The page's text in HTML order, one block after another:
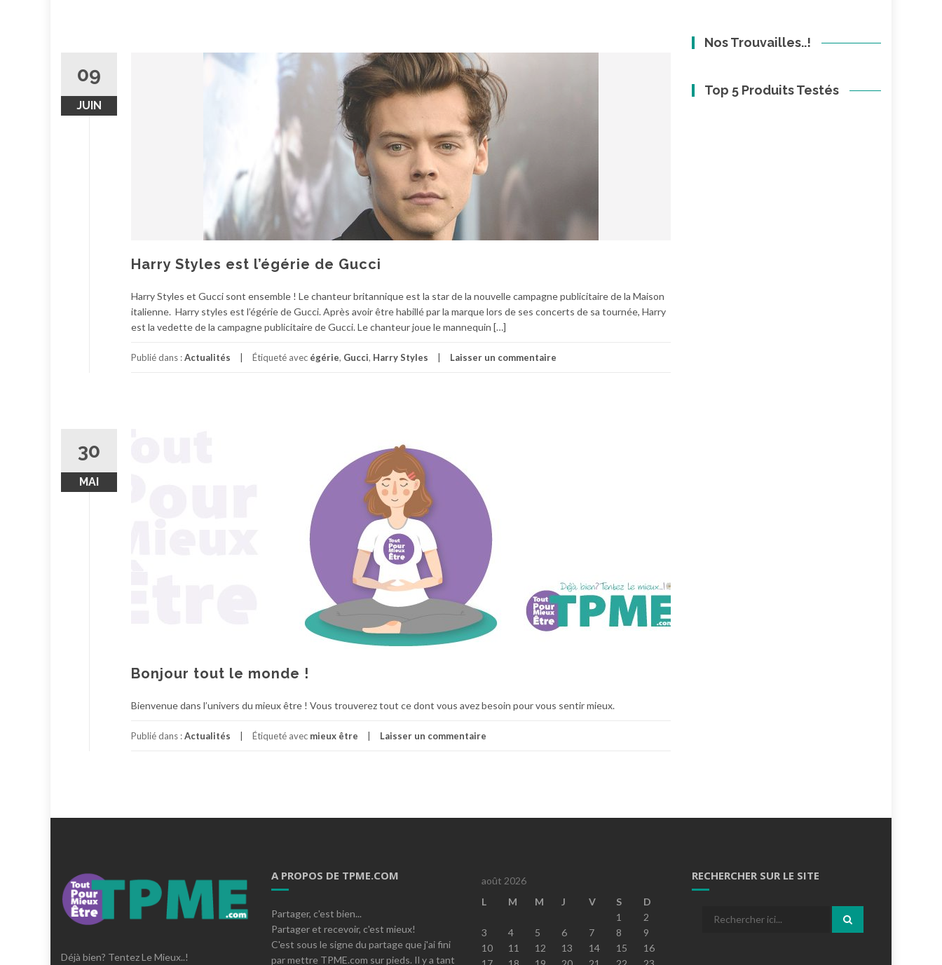
09
JUIN
Harry Styles est l’égérie de Gucci
Harry Styles et Gucci sont ensemble ! Le chanteur britannique est la star de la nouvelle campagne publicitaire de la Maison
italienne. Harry styles est l’égérie de Gucci. Après avoir être habillé par la marque lors de ses concerts de sa tournée, Harry
est la vedette de la campagne publicitaire de Gucci. Le chanteur joue le mannequin […]
Publié dans :Actualités Étiqueté avec égérie, Gucci, Harry Styles Laisser un commentaire
30
MAI
Bonjour tout le monde !
Bienvenue dans l’univers du mieux être ! Vous trouverez tout ce dont vous avez besoin pour vous sentir mieux.
Publié dans :Actualités Étiqueté avec mieux être Laisser un commentaire
Nos Trouvailles..!
Top 5 Produits Testés
Déjà bien? Tentez Le Mieux..!
A PROPOS DE TPME.COM
Partager, c'est bien...
Partager et recevoir, c'est mieux!
C'est sous le signe du partage que j'ai fini
par mettre TPME.com sur pieds. Il y a tant
août 2026
L
M M J V S
D
1
2
3
4 5 6 7 8
9
10
11 12 13 14 15
16
RECHERCHER SUR LE SITE